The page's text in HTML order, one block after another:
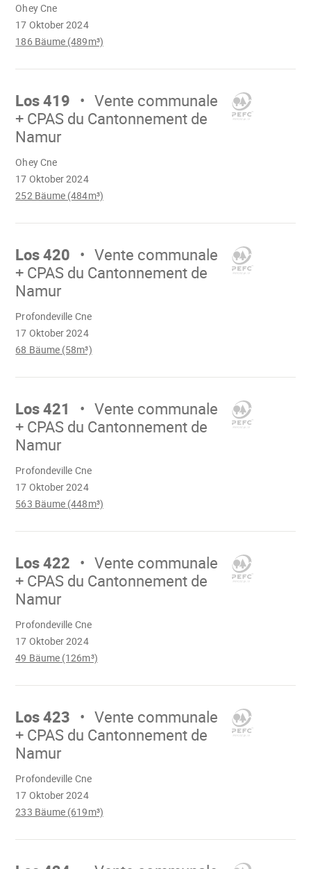
17 Oktober 2024
Ohey Cne
186 Bäume (489m³)
Mach
Los 419
Vente communale
+ CPAS du Cantonnement de
Namur
17 Oktober 2024
Ohey Cne
252 Bäume (484m³)
Mach
Los 420
Vente communale
+ CPAS du Cantonnement de
Namur
17 Oktober 2024
Profondeville Cne
68 Bäume (58m³)
Mach
Los 421
Vente communale
+ CPAS du Cantonnement de
Namur
17 Oktober 2024
Profondeville Cne
563 Bäume (448m³)
Mach
Los 422
Vente communale
+ CPAS du Cantonnement de
Namur
17 Oktober 2024
Profondeville Cne
49 Bäume (126m³)
Mach
Los 423
Vente communale
+ CPAS du Cantonnement de
Namur
17 Oktober 2024
Profondeville Cne
233 Bäume (619m³)
Mach